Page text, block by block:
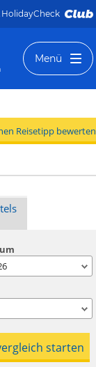
HolidayCheck
Menü
Reisetipp bewerten